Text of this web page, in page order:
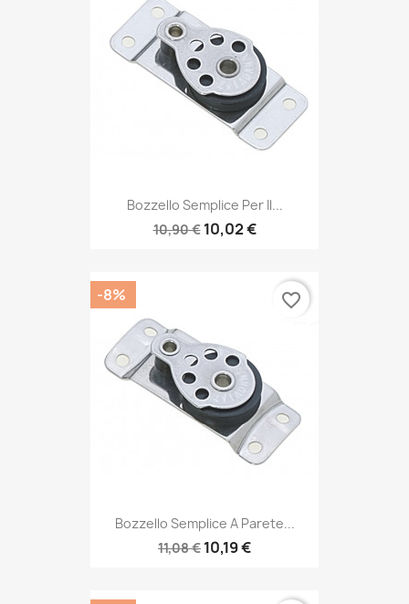
Bozzello Semplice Per Il...
10,90 € 10,02 €
Bozzello Semplice A Parete...
11,08 € 10,19 €
-8% favorite_border